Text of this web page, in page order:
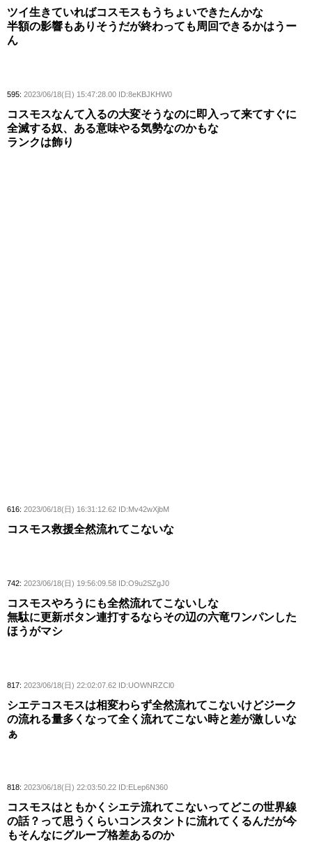
ツイ生きていればコスモスもうちょいできたんかな
半額の影響もありそうだが終わっても周回できるかはうー
ん
595: 2023/06/18(日) 15:47:28.00 ID:8eKBJKHW0
コスモスなんて入るの大変そうなのに即入って来てすぐに
全滅する奴、ある意味やる気勢なのかもな
ランクは飾り
616: 2023/06/18(日) 16:31:12.62 ID:Mv42wXjbM
コスモス救援全然流れてこないな
742: 2023/06/18(日) 19:56:09.58 ID:O9u2SZgJ0
コスモスやろうにも全然流れてこないしな
無駄に更新ボタン連打するならその辺の六竜ワンパンした
ほうがマシ
817: 2023/06/18(日) 22:02:07.62 ID:UOWNRZCl0
シエテコスモスは相変わらず全然流れてこないけどジーク
の流れる量多くなって全く流れてこない時と差が激しいな
ぁ
818: 2023/06/18(日) 22:03:50.22 ID:ELep6N360
コスモスはともかくシエテ流れてこないってどこの世界線
の話？って思うくらいコンスタントに流れてくるんだが今
もそんなにグループ格差あるのか